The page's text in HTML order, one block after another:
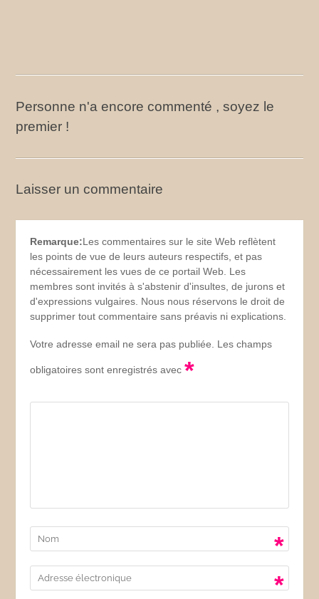
Personne n'a encore commenté , soyez le
premier !
Laisser un commentaire
Remarque:Les commentaires sur le site Web reflètent
les points de vue de leurs auteurs respectifs, et pas
nécessairement les vues de ce portail Web. Les
membres sont invités à s'abstenir d'insultes, de jurons et
d'expressions vulgaires. Nous nous réservons le droit de
supprimer tout commentaire sans préavis ni explications.
Votre adresse email ne sera pas publiée. Les champs
obligatoires sont enregistrés avec*
*
*